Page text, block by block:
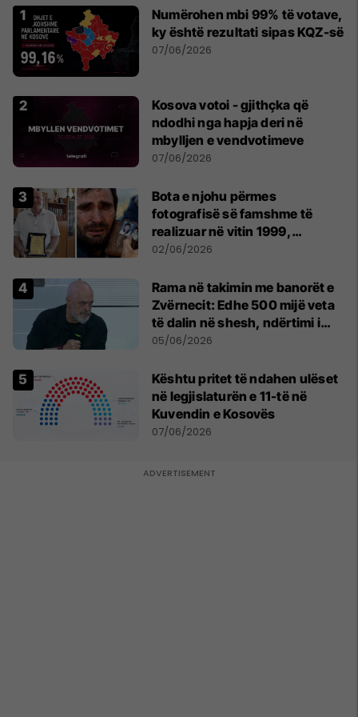
Numërohen mbi 99% të votave,
ky është rezultati sipas KQZ-së
07/06/2026
Kosova votoi - gjithçka që
ndodhi nga hapja deri në
mbylljen e vendvotimeve
07/06/2026
Bota e njohu përmes
fotografisë së famshme të
realizuar në vitin 1999,
pensionohet Xajë Mustafa
02/06/2026
Rama në takimin me banorët e
Zvërnecit: Edhe 500 mijë veta
të dalin në shesh, ndërtimi i
resortit nuk anulohet
05/06/2026
Kështu pritet të ndahen ulëset
në legjislaturën e 11-të në
Kuvendin e Kosovës
07/06/2026